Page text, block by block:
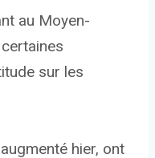
au Moyen-
sur les
hier, ont